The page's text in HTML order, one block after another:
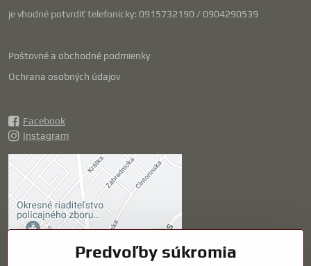
je vhodné potvrdiť telefonicky: 0915732190 / 0904290539
Poštovné a obchodné podmienky
Ochrana osobných údajov
Facebook
Instagram
Externý obsah je
blokovaný Voľbami
súkromia
Prajete si načítať externý obsah?
Predvoľby súkromia